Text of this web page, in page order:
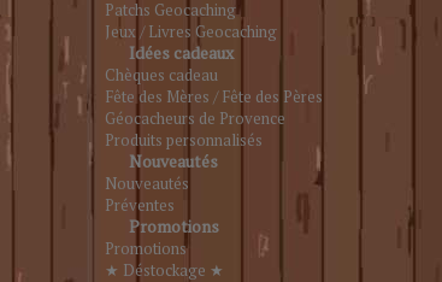
Patchs Geocaching
Jeux / Livres Geocaching
Idées cadeaux
Chèques cadeau
Fête des Mères / Fête des Pères
Géocacheurs de Provence
Produits personnalisés
Nouveautés
Nouveautés
Préventes
Promotions
Promotions
★ Déstockage ★